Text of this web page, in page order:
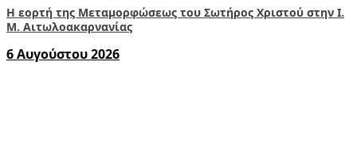
Η εορτή της Μεταμορφώσεως του Σωτήρος Χριστού στην Ι.
Μ. Αιτωλοακαρνανίας
6 Αυγούστου 2026